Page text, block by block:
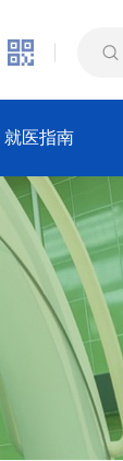
就医指南